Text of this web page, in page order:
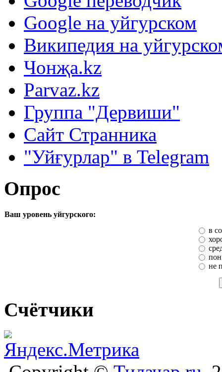
Google на уйгурском
Википедия на
Чонҗа.kz
Parvaz.kz
Группа "Дервиши"
Сайт Странника
"Уйғурлар" в Telegram
Опрос
Ваш уровень уйгурского:
в
не
Счётчики